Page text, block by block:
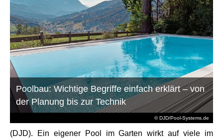
© DJD/Pool-Systems.de
Poolbau: Wichtige Begriffe einfach erklärt – von
der Planung bis zur Technik
(DJD). Ein eigener Pool im Garten wirkt auf viele im